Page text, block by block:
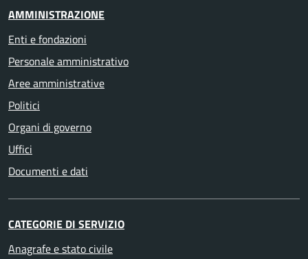
AMMINISTRAZIONE
Enti e fondazioni
Personale amministrativo
Aree amministrative
Politici
Organi di governo
Uffici
Documenti e dati
CATEGORIE DI SERVIZIO
Anagrafe e stato civile